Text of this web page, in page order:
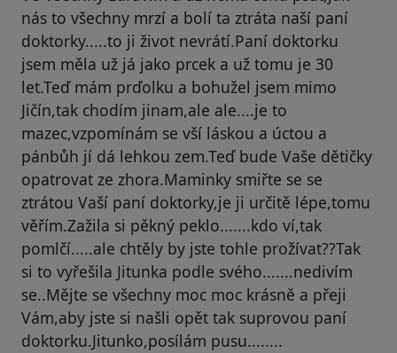
nás to všechny mrzí a bolí ta ztráta naší paní
doktorky.....to ji život nevrátí.Paní doktorku
jsem měla už já jako prcek a už tomu je 30
let.Teď mám prďolku a bohužel jsem mimo
Jičín,tak chodím jinam,ale ale....je to
mazec,vzpomínám se vší láskou a úctou a
pánbůh jí dá lehkou zem.Teď bude Vaše dětičky
opatrovat ze zhora.Maminky smiřte se se
ztrátou Vaší paní doktorky,je ji určitě lépe,tomu
věřím.Zažila si pěkný peklo.......kdo ví,tak
pomlčí.....ale chtěly by jste tohle prožívat??Tak
si to vyřešila Jitunka podle svého.......nedivím
se..Mějte se všechny moc moc krásně a přeji
Vám,aby jste si našli opět tak suprovou paní
doktorku.Jitunko,posílám pusu........